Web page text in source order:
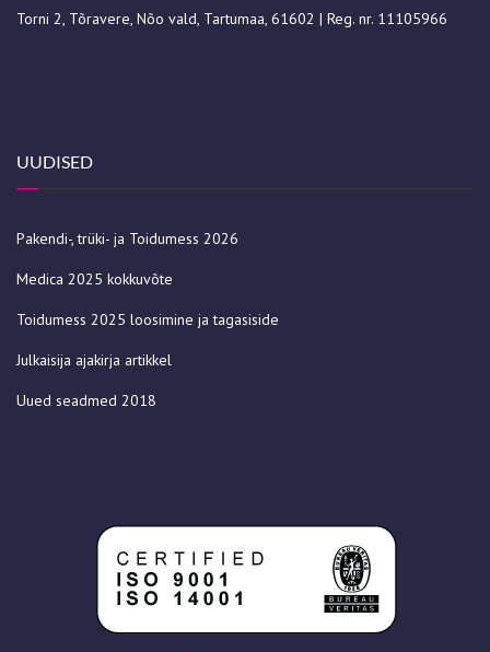
Torni 2, Tõravere, Nõo vald, Tartumaa, 61602 | Reg. nr. 11105966
UUDISED
Pakendi-, trüki- ja Toidumess 2026
Medica 2025 kokkuvõte
Toidumess 2025 loosimine ja tagasiside
Julkaisija ajakirja artikkel
Uued seadmed 2018